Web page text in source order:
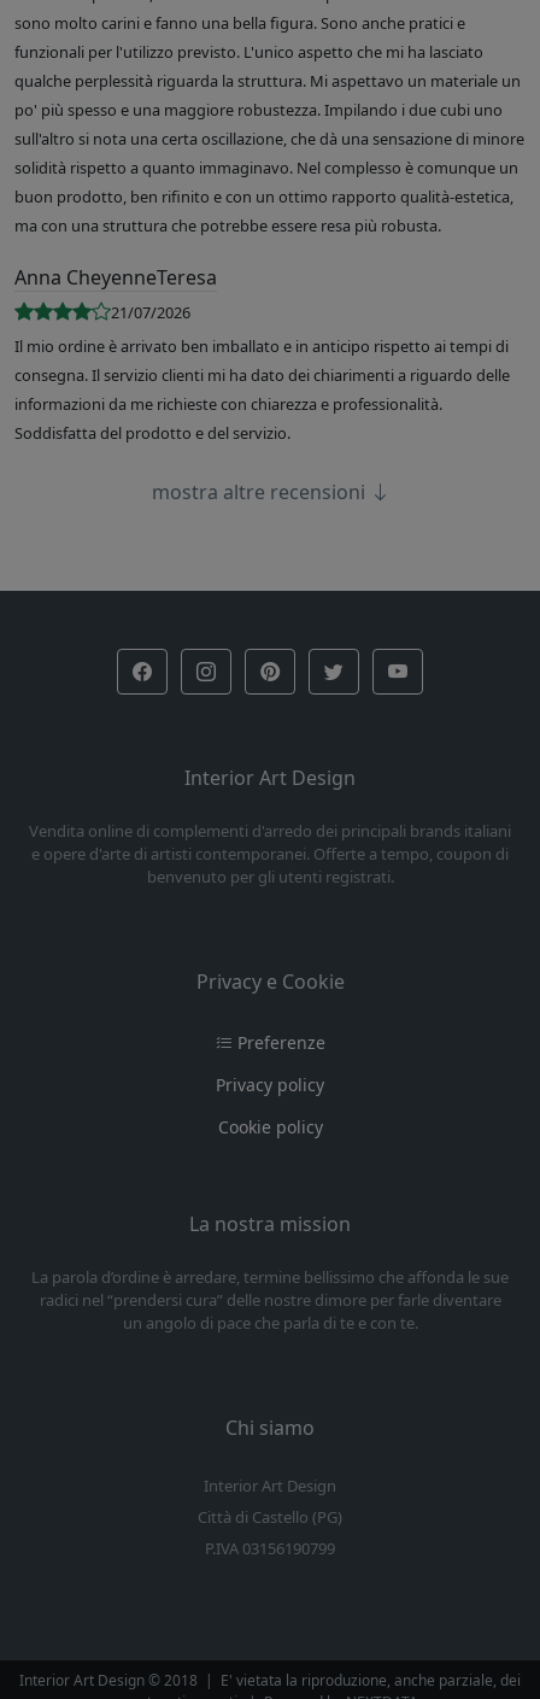
sono molto carini e fanno una bella figura. Sono anche pratici e
funzionali per l'utilizzo previsto. L'unico aspetto che mi ha lasciato
qualche perplessità riguarda la struttura. Mi aspettavo un materiale un
po' più spesso e una maggiore robustezza. Impilando i due cubi uno
sull'altro si nota una certa oscillazione, che dà una sensazione di minore
solidità rispetto a quanto immaginavo. Nel complesso è comunque un
buon prodotto, ben rifinito e con un ottimo rapporto qualità-estetica,
ma con una struttura che potrebbe essere resa più robusta.
Anna CheyenneTeresa
21/07/2026
Il mio ordine è arrivato ben imballato e in anticipo rispetto ai tempi di
consegna. Il servizio clienti mi ha dato dei chiarimenti a riguardo delle
informazioni da me richieste con chiarezza e professionalità.
Soddisfatta del prodotto e del servizio.
mostra altre recensioni
Interior Art Design
Vendita online di complementi d'arredo dei principali brands italiani
e opere d'arte di artisti contemporanei. Offerte a tempo, coupon di
benvenuto per gli utenti registrati.
Privacy e Cookie
Preferenze
Privacy policy
Cookie policy
La nostra mission
La parola d’ordine è arredare, termine bellissimo che affonda le sue
radici nel “prendersi cura” delle nostre dimore per farle diventare
un angolo di pace che parla di te e con te.
Chi siamo
Interior Art Design
Città di Castello (PG)
P.IVA 03156190799
Interior Art Design © 2018 | E' vietata la riproduzione, anche parziale, dei